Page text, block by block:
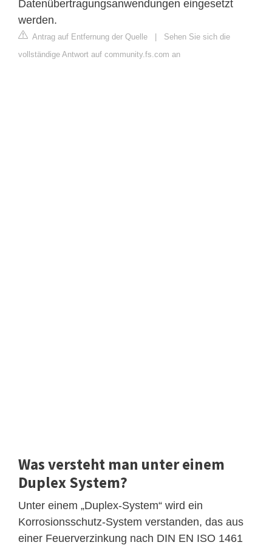
Datenübertragungsanwendungen eingesetzt
werden.
Antrag auf Entfernung der Quelle | Sehen Sie sich die
vollständige Antwort auf community.fs.com an
Was versteht man unter einem
Duplex System?
Unter einem „Duplex-System“ wird ein
Korrosionsschutz-System verstanden, das aus
einer Feuerverzinkung nach DIN EN ISO 1461